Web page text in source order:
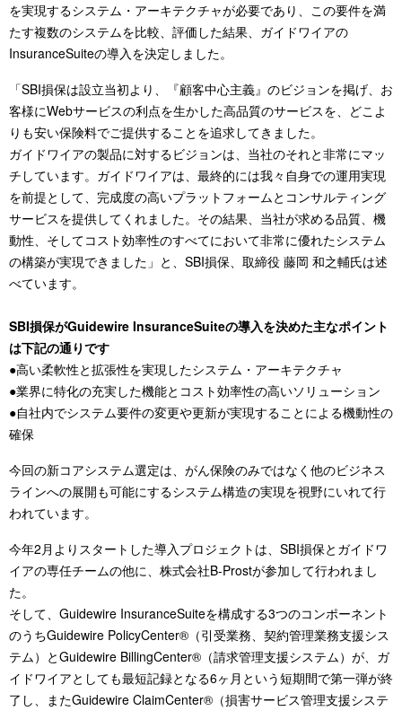
を実現するシステム・アーキテクチャが必要であり、この要件を満
たす複数のシステムを比較、評価した結果、ガイドワイアの
InsuranceSuiteの導入を決定しました。
「SBI損保は設立当初より、『顧客中心主義』のビジョンを掲げ、お
客様にWebサービスの利点を生かした高品質のサービスを、どこよ
りも安い保険料でご提供することを追求してきました。
ガイドワイアの製品に対するビジョンは、当社のそれと非常にマッ
チしています。ガイドワイアは、最終的には我々自身での運用実現
を前提として、完成度の高いプラットフォームとコンサルティング
サービスを提供してくれました。その結果、当社が求める品質、機
動性、そしてコスト効率性のすべてにおいて非常に優れたシステム
の構築が実現できました」と、SBI損保、取締役 藤岡 和之輔氏は述
べています。
SBI損保がGuidewire InsuranceSuiteの導入を決めた主なポイント
は下記の通りです
●高い柔軟性と拡張性を実現したシステム・アーキテクチャ
●業界に特化の充実した機能とコスト効率性の高いソリューション
●自社内でシステム要件の変更や更新が実現することによる機動性の
確保
今回の新コアシステム選定は、がん保険のみではなく他のビジネス
ラインへの展開も可能にするシステム構造の実現を視野にいれて行
われています。
今年2月よりスタートした導入プロジェクトは、SBI損保とガイドワ
イアの専任チームの他に、株式会社B-Prostが参加して行われまし
た。
そして、Guidewire InsuranceSuiteを構成する3つのコンポーネント
のうちGuidewire PolicyCenter®（引受業務、契約管理業務支援シス
テム）とGuidewire BillingCenter®（請求管理支援システム）が、ガ
イドワイアとしても最短記録となる6ヶ月という短期間で第一弾が終
了し、またGuidewire ClaimCenter®（損害サービス管理支援システ